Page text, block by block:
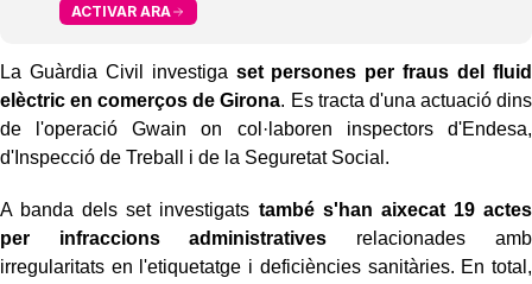
ACTIVAR ARA
La Guàrdia Civil investigaset persones per fraus del fluid
elèctric en comerços de Girona. Es tracta d'una actuació dins
de l'operació Gwain on col·laboren inspectors d'Endesa,
d'Inspecció de Treball i de la Seguretat Social.
A banda dels set investigats també s'han aixecat 19 actes
per infraccions administratives relacionades amb
irregularitats en l'etiquetatge i deficiències sanitàries. En total,